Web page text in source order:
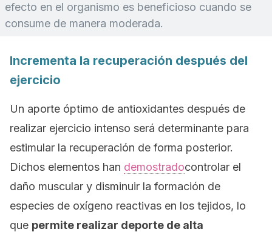
efecto en el organismo es beneficioso cuando se
consume de manera moderada.
Incrementa la recuperación después del
ejercicio
Un aporte óptimo de antioxidantes después de
realizar ejercicio intenso será determinante para
estimular la recuperación de forma posterior.
Dichos elementos han demostradocontrolar el
daño muscular y disminuir la formación de
especies de oxígeno reactivas en los tejidos, lo
que permite realizar deporte de alta